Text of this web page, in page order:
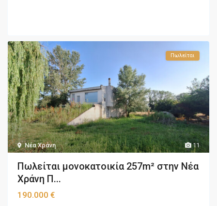
11
Νέα Χράνη
Πωλείται
Πωλείται μονοκατοικία 257m² στην Νέα
Χράνη Π...
190.000 €